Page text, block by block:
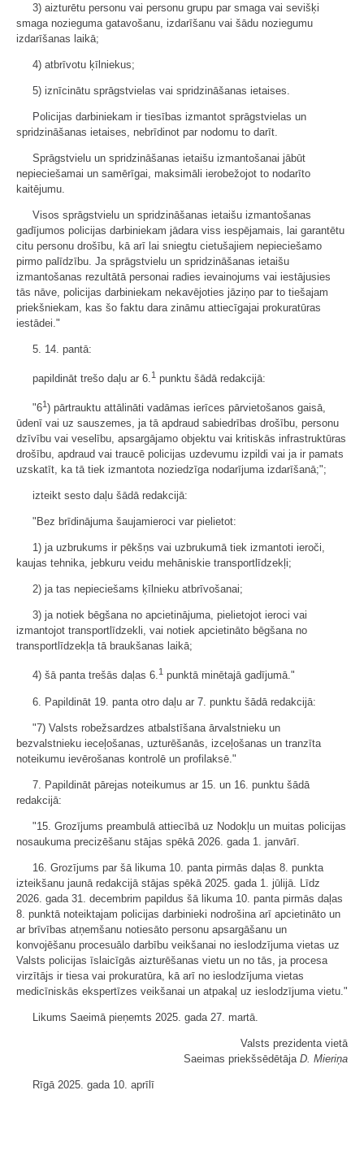
3) aizturētu personu vai personu grupu par smaga vai sevišķi
smaga nozieguma gatavošanu, izdarīšanu vai šādu noziegumu
izdarīšanas laikā;
4) atbrīvotu ķīlniekus;
5) iznīcinātu sprāgstvielas vai spridzināšanas ietaises.
Policijas darbiniekam ir tiesības izmantot sprāgstvielas un
spridzināšanas ietaises, nebrīdinot par nodomu to darīt.
Sprāgstvielu un spridzināšanas ietaišu izmantošanai jābūt
nepieciešamai un samērīgai, maksimāli ierobežojot to nodarīto
kaitējumu.
Visos sprāgstvielu un spridzināšanas ietaišu izmantošanas
gadījumos policijas darbiniekam jādara viss iespējamais, lai garantētu
citu personu drošību, kā arī lai sniegtu cietušajiem nepieciešamo
pirmo palīdzību. Ja sprāgstvielu un spridzināšanas ietaišu
izmantošanas rezultātā personai radies ievainojums vai iestājusies
tās nāve, policijas darbiniekam nekavējoties jāziņo par to tiešajam
priekšniekam, kas šo faktu dara zināmu attiecīgajai prokuratūras
iestādei."
5. 14. pantā:
papildināt trešo daļu ar 6. 1 punktu šādā redakcijā:
"61) pārtrauktu attālināti vadāmas ierīces pārvietošanos gaisā,
ūdenī vai uz sauszemes, ja tā apdraud sabiedrības drošību, personu
dzīvību vai veselību, apsargājamo objektu vai kritiskās infrastruktūras
drošību, apdraud vai traucē policijas uzdevumu izpildi vai ja ir pamats
uzskatīt, ka tā tiek izmantota noziedzīga nodarījuma izdarīšanā;";
izteikt sesto daļu šādā redakcijā:
"Bez brīdinājuma šaujamieroci var pielietot:
1) ja uzbrukums ir pēkšņs vai uzbrukumā tiek izmantoti ieroči,
kaujas tehnika, jebkuru veidu mehāniskie transportlīdzekļi;
2) ja tas nepieciešams ķīlnieku atbrīvošanai;
3) ja notiek bēgšana no apcietinājuma, pielietojot ieroci vai
izmantojot transportlīdzekli, vai notiek apcietināto bēgšana no
transportlīdzekļa tā braukšanas laikā;
4) šā panta trešās daļas 6.1 punktā minētajā gadījumā."
6. Papildināt 19. panta otro daļu ar 7. punktu šādā redakcijā:
"7) Valsts robežsardzes atbalstīšana ārvalstnieku un
bezvalstnieku ieceļošanas, uzturēšanās, izceļošanas un tranzīta
noteikumu ievērošanas kontrolē un profilaksē."
7. Papildināt pārejas noteikumus ar 15. un 16. punktu šādā
redakcijā:
"15. Grozījums preambulā attiecībā uz Nodokļu un muitas policijas
nosaukuma precizēšanu stājas spēkā 2026. gada 1. janvārī.
16. Grozījums par šā likuma 10. panta pirmās daļas 8. punkta
izteikšanu jaunā redakcijā stājas spēkā 2025. gada 1. jūlijā. Līdz
2026. gada 31. decembrim papildus šā likuma 10. panta pirmās daļas
8. punktā noteiktajam policijas darbinieki nodrošina arī apcietināto un
ar brīvības atņemšanu notiesāto personu apsargāšanu un
konvojēšanu procesuālo darbību veikšanai no ieslodzījuma vietas uz
Valsts policijas īslaicīgās aizturēšanas vietu un no tās, ja procesa
virzītājs ir tiesa vai prokuratūra, kā arī no ieslodzījuma vietas
medicīniskās ekspertīzes veikšanai un atpakaļ uz ieslodzījuma vietu."
Likums Saeimā pieņemts 2025. gada 27. martā.
Valsts prezidenta vietā
Saeimas priekšsēdētāja D. Mieriņa
Rīgā 2025. gada 10. aprīlī